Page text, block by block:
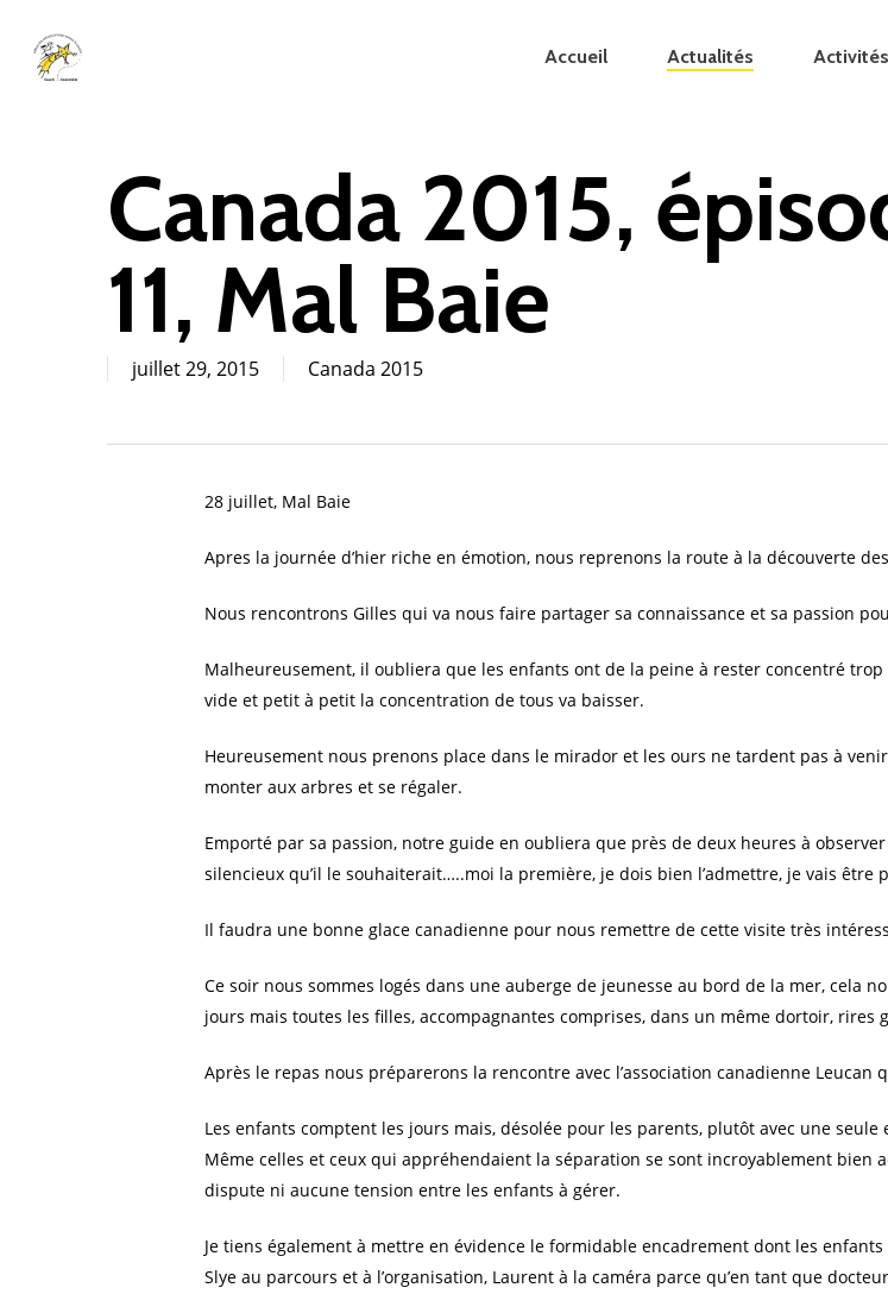
main
Cliquez sur Rechercher ou ESC pour fermer
Accueil Actualités Activités
Canada 2015,
11, Mal Baie
juillet 29, 2015 Canada 2015
28 juillet, Mal Baie
Apres la journée d’hier riche en émotion, nous reprenons la route à la découverte
Nous rencontrons Gilles qui va nous faire partager sa connaissance et sa passion
Malheureusement, il oubliera que les enfants ont de la peine à rester concentré
vide et petit à petit la concentration de tous va baisser.
Heureusement nous prenons place dans le mirador et les ours ne tardent pas à
monter aux arbres et se régaler.
Emporté par sa passion, notre guide en oubliera que près de deux heures à
silencieux qu’il le souhaiterait…..moi la première, je dois bien l’admettre, je vais être
Il faudra une bonne glace canadienne pour nous remettre de cette visite très
Ce soir nous sommes logés dans une auberge de jeunesse au bord de la mer, cela
jours mais toutes les filles, accompagnantes comprises, dans un même dortoir, rires
Après le repas nous préparerons la rencontre avec l’association canadienne
Les enfants comptent les jours mais, désolée pour les parents, plutôt avec une
Même celles et ceux qui appréhendaient la séparation se sont incroyablement bien
dispute ni aucune tension entre les enfants à gérer.
Je tiens également à mettre en évidence le formidable encadrement dont les
Slye au parcours et à l’organisation, Laurent à la caméra parce qu’en tant que